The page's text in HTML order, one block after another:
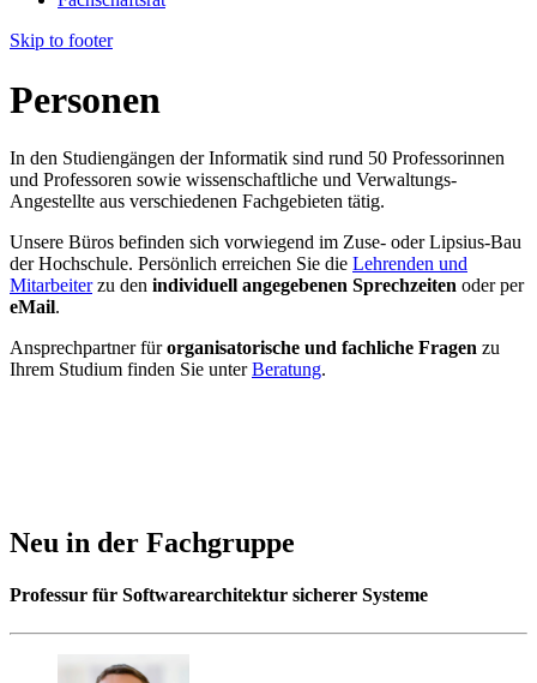
Skip to footer
Personen
In den Studiengängen der Informatik sind rund 50 Professorinnen
und Professoren sowie wissenschaftliche und Verwaltungs-
Angestellte aus verschiedenen Fachgebieten tätig.
Unsere Büros befinden sich vorwiegend im Zuse- oder Lipsius-Bau
der Hochschule. Persönlich erreichen Sie die Lehrenden und
Mitarbeiterzu den individuell angegebenen Sprechzeiten oder per
eMail.
Ansprechpartner fürorganisatorische und fachliche Fragen zu
Ihrem Studium finden Sie unterBeratung.
Neu in der Fachgruppe
Professur für Softwarearchi­tektur sicherer Systeme